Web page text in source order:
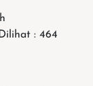
Dilihat : 464